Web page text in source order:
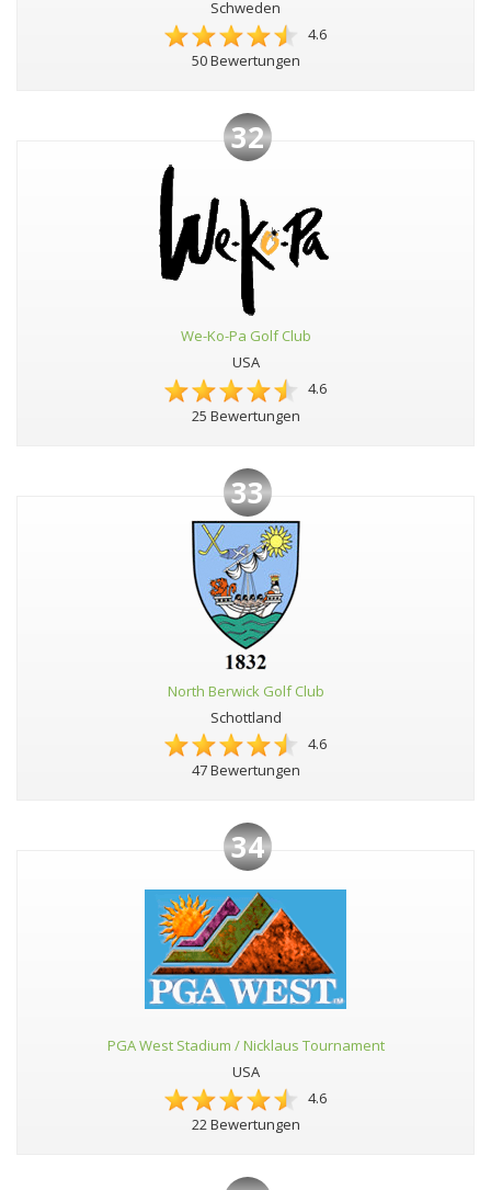
Schweden
4.6
50 Bewertungen
32
We-Ko-Pa Golf Club
USA
4.6
25 Bewertungen
33
North Berwick Golf Club
Schottland
4.6
47 Bewertungen
34
PGA West Stadium / Nicklaus Tournament
USA
4.6
22 Bewertungen